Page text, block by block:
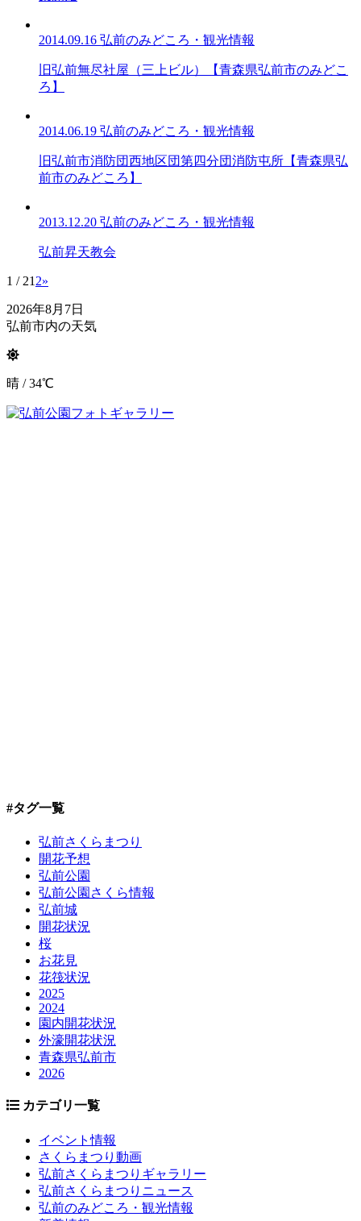
2014.09.16 弘前のみどころ・観光情報
旧弘前無尽社屋（三上ビル）【青森県弘前市のみどこ
ろ】
2014.06.19 弘前のみどころ・観光情報
旧弘前市消防団西地区団第四分団消防屯所【青森県弘
前市のみどころ】
2013.12.20 弘前のみどころ・観光情報
弘前昇天教会
1 / 21 2»
2026年8月7日
弘前市内の天気
晴 / 34℃
#タグ一覧
弘前さくらまつり
開花予想
弘前公園
弘前公園さくら情報
弘前城
開花状況
桜
お花見
花筏状況
2025
2024
園内開花状況
外濠開花状況
青森県弘前市
2026
カテゴリ一覧
イベント情報
さくらまつり動画
弘前さくらまつりギャラリー
弘前さくらまつりニュース
弘前のみどころ・観光情報